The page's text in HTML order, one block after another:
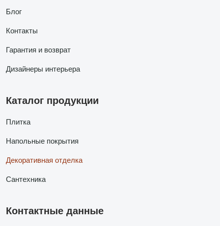
Блог
Контакты
Гарантия и возврат
Дизайнеры интерьера
Каталог продукции
Плитка
Напольные покрытия
Декоративная отделка
Сантехника
Контактные данные